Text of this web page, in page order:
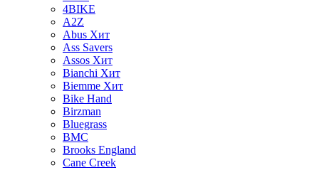
4BIKE
A2Z
Abus Хит
Ass Savers
Assos Хит
Bianchi Хит
Biemme Хит
Bike Hand
Birzman
Bluegrass
BMC
Brooks England
Cane Creek